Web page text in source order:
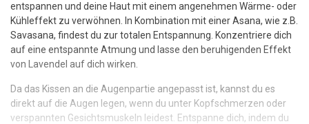
entspannen und deine Haut mit einem angenehmen Wärme- oder
Kühleffekt zu verwöhnen. In Kombination mit einer Asana, wie z.B.
Savasana, findest du zur totalen Entspannung. Konzentriere dich
auf eine entspannte Atmung und lasse den beruhigenden Effekt
von Lavendel auf dich wirken.
Da das Kissen an die Augenpartie angepasst ist, kannst du es
direkt auf die Augen legen, wenn du unter Kopfschmerzen oder
verspannten Gesichtsmuskeln leidest. Entspanne dich, indem du